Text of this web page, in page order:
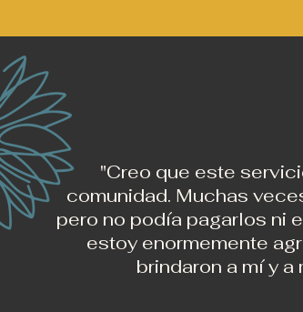
"Creo que este
comunidad. Muchas
pero no podía pagarlos ni
estoy enormemente
brindaron a mí y a